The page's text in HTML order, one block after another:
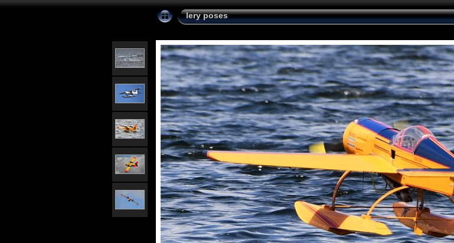
lery poses